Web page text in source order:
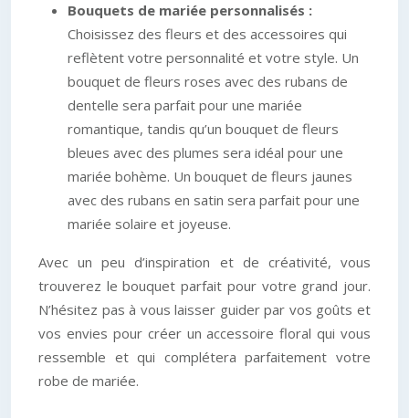
Bouquets de mariée personnalisés :
Choisissez des fleurs et des accessoires qui
reflètent votre personnalité et votre style. Un
bouquet de fleurs roses avec des rubans de
dentelle sera parfait pour une mariée
romantique, tandis qu’un bouquet de fleurs
bleues avec des plumes sera idéal pour une
mariée bohème. Un bouquet de fleurs jaunes
avec des rubans en satin sera parfait pour une
mariée solaire et joyeuse.
Avec un peu d’inspiration et de créativité, vous
trouverez le bouquet parfait pour votre grand jour.
N’hésitez pas à vous laisser guider par vos goûts et
vos envies pour créer un accessoire floral qui vous
ressemble et qui complétera parfaitement votre
robe de mariée.